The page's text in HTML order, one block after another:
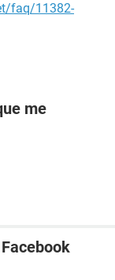
faq/11382-
me